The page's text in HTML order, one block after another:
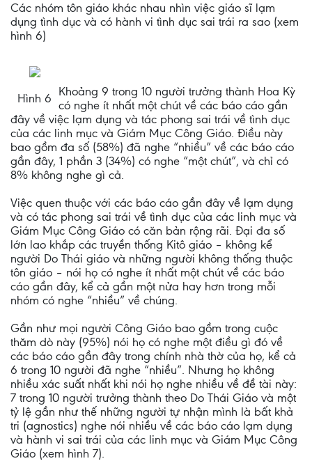
Các nhóm tôn giáo khác nhau nhìn việc giáo sĩ lạm
dụng tình dục và có hành vi tình dục sai trái ra sao (xem
hình 6)
Hình 6 Khoảng 9 trong 10 người trưởng thành Hoa Kỳ
có nghe ít nhất một chút về các báo cáo gần
đây về việc lạm dụng và tác phong sai trái về tình dục
của các linh mục và Giám Mục Công Giáo. Điều này
bao gồm đa số (58%) đã nghe “nhiều” về các báo cáo
gần đây, 1 phần 3 (34%) có nghe “một chút”, và chỉ có
8% không nghe gì cả.
Việc quen thuộc với các báo cáo gần đây về lạm dụng
và có tác phong sai trái về tình dục của các linh mục và
Giám Mục Công Giáo có căn bản rộng rãi. Đại đa số
lớn lao khắp các truyền thống Kitô giáo – không kể
người Do Thái giáo và những người không thống thuộc
tôn giáo – nói họ có nghe ít nhất một chút về các báo
cáo gần đây, kể cả gần một nửa hay hơn trong mỗi
nhóm có nghe “nhiều” về chúng.
Gần như mọi người Công Giáo bao gồm trong cuộc
thăm dò này (95%) nói họ có nghe một điều gì đó về
các báo cáo gần đây trong chính nhà thờ của họ, kể cả
6 trong 10 người đã nghe “nhiều”. Nhưng họ không
nhiều xác suất nhất khi nói họ nghe nhiều về đề tài này:
7 trong 10 người trưởng thành theo Do Thái Giáo và một
tỷ lệ gần như thế những người tự nhận mình là bất khả
tri (agnostics) nghe nói nhiều về các báo cáo lạm dụng
và hành vi sai trái của các linh mục và Giám Mục Công
Giáo (xem hình 7).